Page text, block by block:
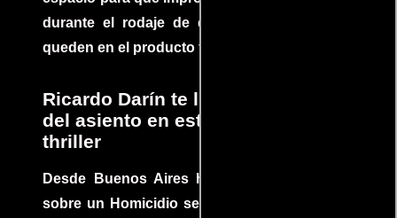
durante el rodaje de determinadas escenas
queden en el producto final.
Ricardo Darín te llevará al borde
del asiento en este increíble
thriller
Desde Buenos Aires hasta el mundo, Tesis
sobre un Homicidio se ha convertido en uno